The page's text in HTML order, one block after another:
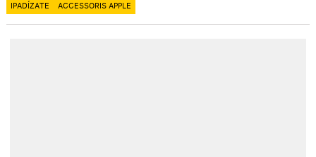
IPADÍZATE ACCESSORIS APPLE